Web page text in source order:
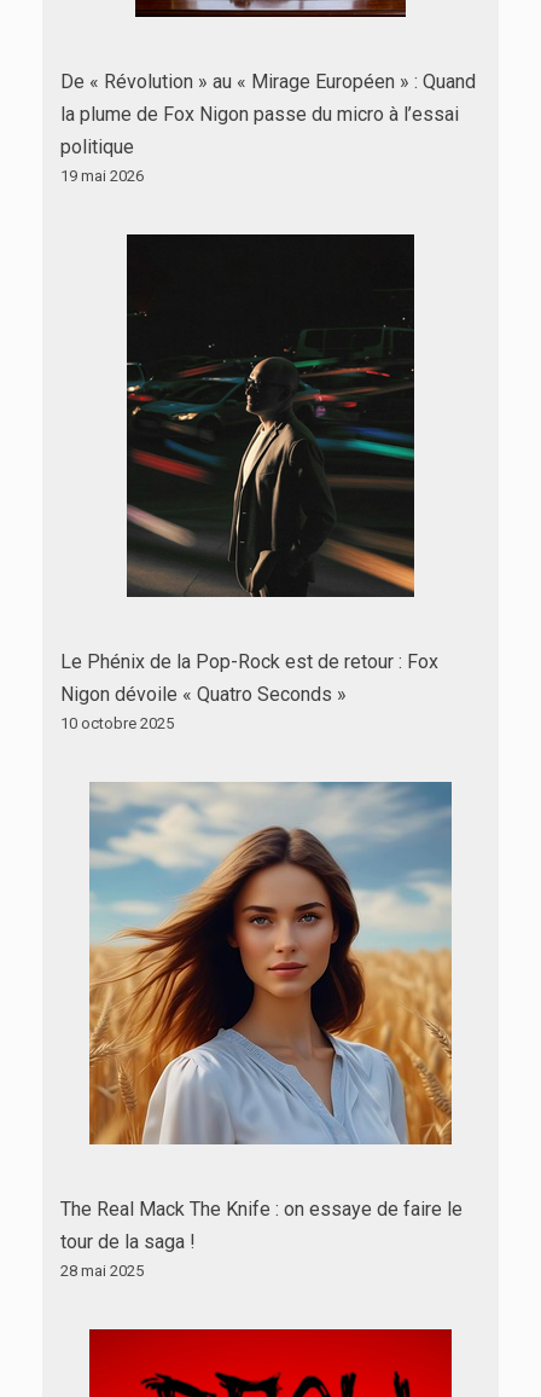
De « Révolution » au « Mirage Européen » : Quand
la plume de Fox Nigon passe du micro à l’essai
politique
19 mai 2026
Le Phénix de la Pop-Rock est de retour : Fox
Nigon dévoile « Quatro Seconds »
10 octobre 2025
The Real Mack The Knife : on essaye de faire le
tour de la saga !
28 mai 2025